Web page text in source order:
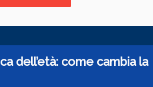
dell’età: come cambia la